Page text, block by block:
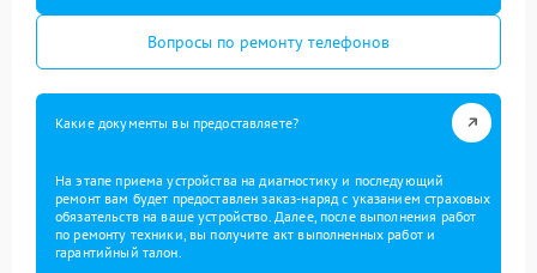
Вопросы по ремонту телефонов
Какие документы вы предоставляете?
На этапе приема устройства на диагностику и последующий
ремонт вам будет предоставлен заказ-наряд с указанием страховых
обязательств на ваше устройство. Далее, после выполнения работ
по ремонту техники, вы получите акт выполненных работ и
гарантийный талон.